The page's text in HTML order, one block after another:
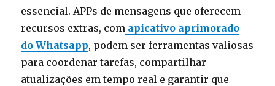
essencial. APPs de mensagens que oferecem
recursos extras, com apicativo aprimorado
do Whatsapp, podem ser ferramentas valiosas
para coordenar tarefas, compartilhar
atualizações em tempo real e garantir que